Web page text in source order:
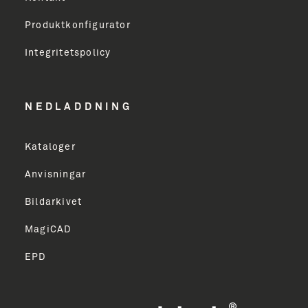
Email Address
Produktkonfigurator
Integritetspolicy
NEDLADDNING
Kataloger
Anvisningar
Bildarkivet
MagiCAD
EPD